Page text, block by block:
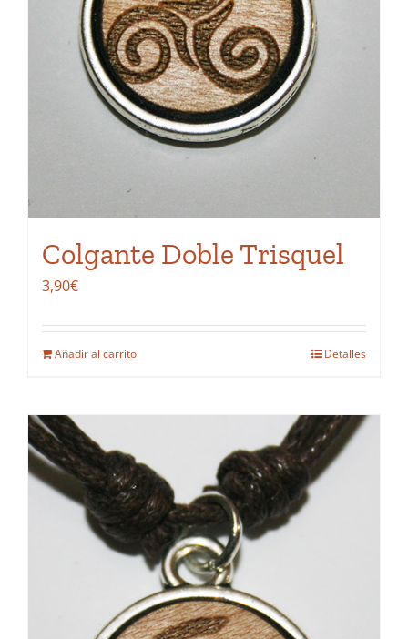
Colgante Doble Trisquel
3,90€
Añadir al carrito Detalles